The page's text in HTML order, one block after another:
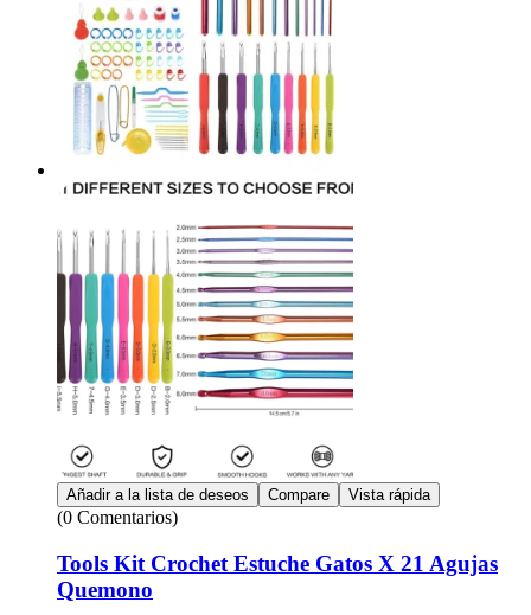
Añadir a la lista de deseos Compare Vista rápida
(0 Comentarios)
Tools Kit Crochet Estuche Gatos X 21 Agujas
Quemono